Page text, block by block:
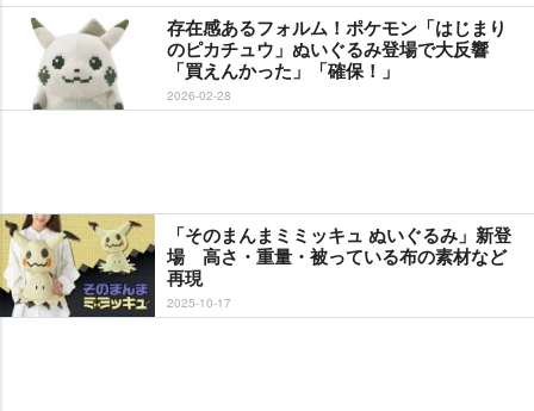
存在感あるフォルム！ポケモン「はじまり
のピカチュウ」ぬいぐるみ登場で大反響
「買えんかった」「確保！」
2026-02-28
「そのまんまミミッキュ ぬいぐるみ」新登
場 高さ・重量・被っている布の素材など
再現
2025-10-17